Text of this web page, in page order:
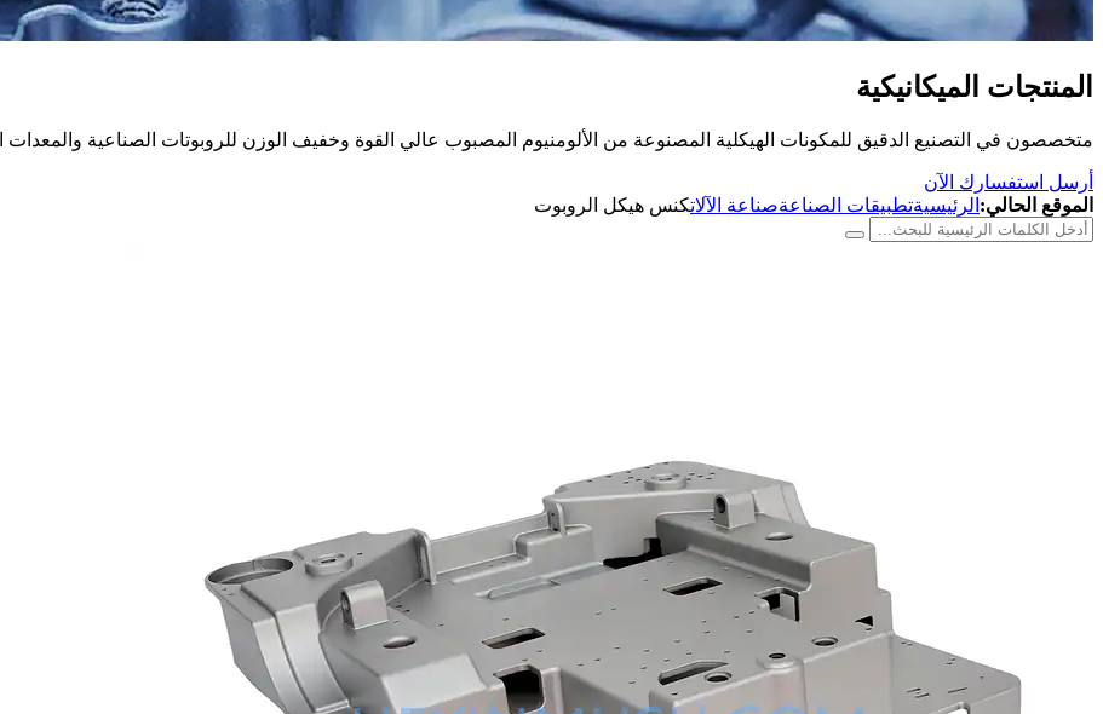
المنتجات الميكانيكية
متخصصون في التصنيع الدقيق للمكونات الهيكلية المصنوعة من الألومنيوم المصبوب عالي القوة وخفيف الوزن للروبوتات الصناعية والمعدات
أرسل استفسارك الآن
الموقع الحالي: الرئيسيةتطبيقات الصناعةصناعة الآلاتكنس هيكل الروبوت